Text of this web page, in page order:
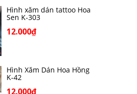
Hình xăm dán tattoo Hoa
Sen K-303
12.000₫
Hình Xăm Dán Hoa Hồng
K-42
12.000₫